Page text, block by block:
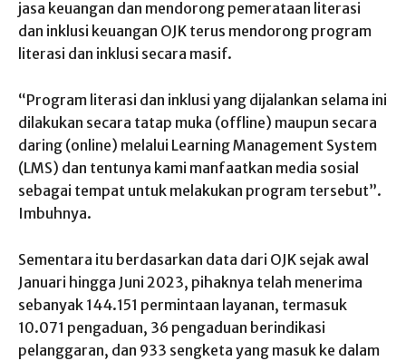
jasa keuangan dan mendorong pemerataan literasi
dan inklusi keuangan OJK terus mendorong program
literasi dan inklusi secara masif.
“Program literasi dan inklusi yang dijalankan selama ini
dilakukan secara tatap muka (offline) maupun secara
daring (online) melalui Learning Management System
(LMS) dan tentunya kami manfaatkan media sosial
sebagai tempat untuk melakukan program tersebut”.
Imbuhnya.
Sementara itu berdasarkan data dari OJK sejak awal
Januari hingga Juni 2023, pihaknya telah menerima
sebanyak 144.151 permintaan layanan, termasuk
10.071 pengaduan, 36 pengaduan berindikasi
pelanggaran, dan 933 sengketa yang masuk ke dalam